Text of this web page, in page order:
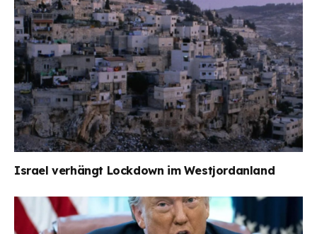
Israel verhängt Lockdown im Westjordanland